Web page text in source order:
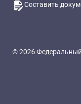
Составить
© 2026